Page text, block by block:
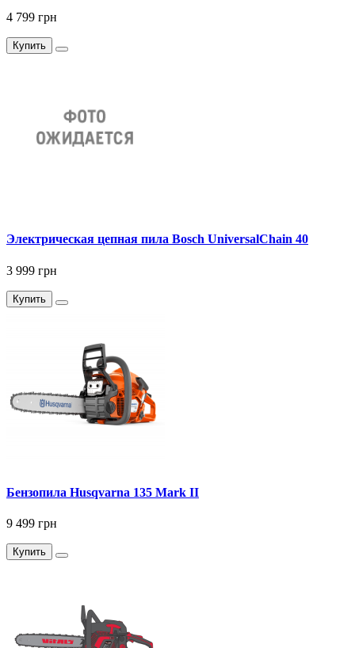
4 799 грн
Купить
Электрическая цепная пила Bosch UniversalChain 40
3 999 грн
Купить
Бензопила Husqvarna 135 Mark II
9 499 грн
Купить